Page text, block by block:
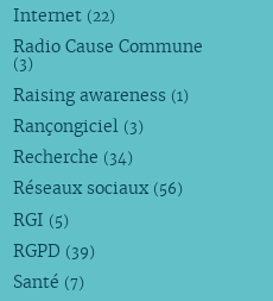
Internet (22)
Radio Cause Commune
(3)
Raising awareness (1)
Rançongiciel (3)
Recherche (34)
Réseaux sociaux (56)
RGI (5)
RGPD (39)
Santé (7)